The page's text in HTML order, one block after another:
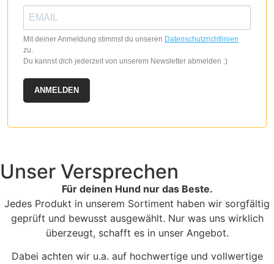
Mit deiner Anmeldung stimmst du unseren Datenschutzrichtlinien
zu.
Du kannst dich jederzeit von unserem Newsletter abmelden :)
ANMELDEN
Unser Versprechen
Für deinen Hund nur das Beste.
Jedes Produkt in unserem Sortiment haben wir sorgfältig
geprüft und bewusst ausgewählt. Nur was uns wirklich
überzeugt, schafft es in unser Angebot.
Dabei achten wir u.a. auf hochwertige und vollwertige